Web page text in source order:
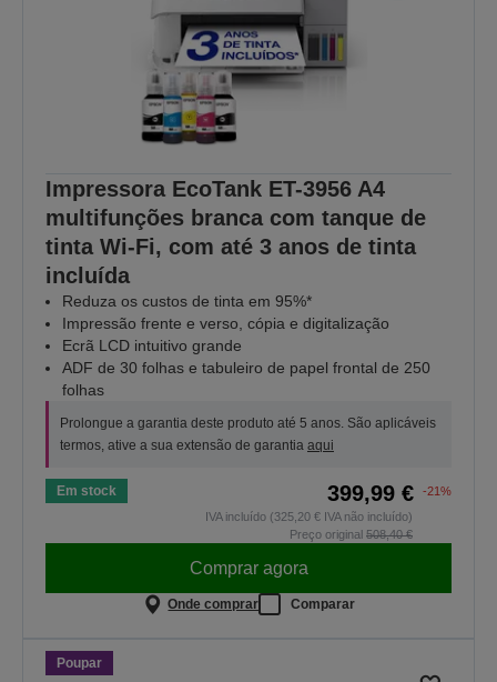
Impressora EcoTank ET-3956 A4
multifunções branca com tanque de
tinta Wi-Fi, com até 3 anos de tinta
incluída
Reduza os custos de tinta em 95%*
Impressão frente e verso, cópia e digitalização
Ecrã LCD intuitivo grande
ADF de 30 folhas e tabuleiro de papel frontal de 250
folhas
Prolongue a garantia deste produto até 5 anos. São aplicáveis
termos, ative a sua extensão de garantia aqui
Em stock 399,99 €
-21%
IVA incluído (325,20 € IVA não incluído)
Preço original 508,40 €
Comprar agora
Onde comprar Comparar
Poupar